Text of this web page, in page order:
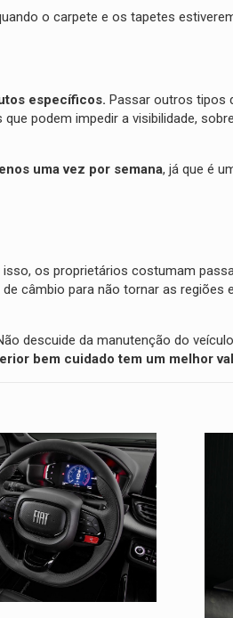
o carpete e os tapetes
específicos. Passar outros tipos
podem impedir a visibilidade,
uma vez por semana, já que é
os proprietários costumam
câmbio para não tornar as regiões
descuide da manutenção do
bem cuidado tem um melhor